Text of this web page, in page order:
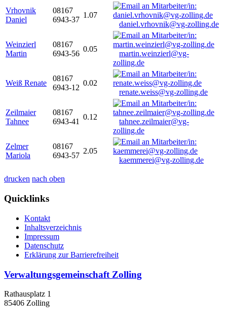
Vrhovnik
Daniel
08167
6943-37
1.07
daniel.vrhovnik@vg-zolling.de
Weinzierl
Martin
08167
6943-56
0.05
martin.weinzierl@vg-
zolling.de
Weiß Renate
08167
6943-12
0.02
renate.weiss@vg-zolling.de
Zeilmaier
Tahnee
08167
6943-41
0.12
tahnee.zeilmaier@vg-
zolling.de
Zelmer
Mariola
08167
6943-57
2.05
kaemmerei@vg-zolling.de
drucken nach oben
Quicklinks
Kontakt
Inhaltsverzeichnis
Impressum
Datenschutz
Erklärung zur Barrierefreiheit
Verwaltungsgemeinschaft Zolling
Rathausplatz 1
85406 Zolling